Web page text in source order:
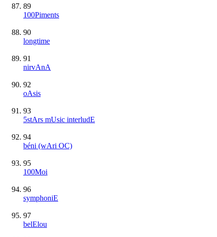
89
100Piments
90
longtime
91
nirvAnA
92
oAsis
93
5stArs mUsic interludE
94
béni (wAri OC)
95
100Moi
96
symphoniE
97
belElou